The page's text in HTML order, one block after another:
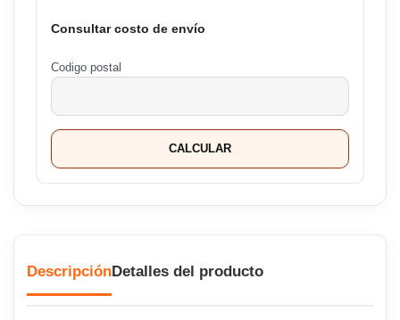
Consultar costo de envío
Codigo postal
CALCULAR
DescripciónDetalles del producto